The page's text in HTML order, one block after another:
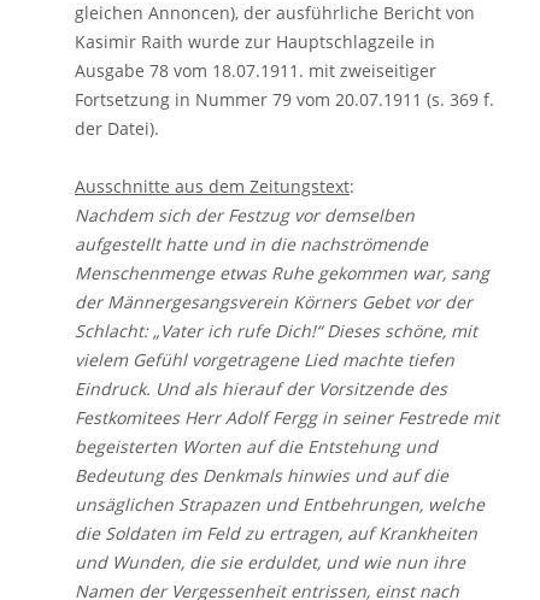
gleichen Annoncen), der ausführliche Bericht von
Kasimir Raith wurde zur Hauptschlagzeile in
Ausgabe 78 vom 18.07.1911. mit zweiseitiger
Fortsetzung in Nummer 79 vom 20.07.1911 (s. 369 f.
der Datei).
Ausschnitte aus dem Zeitungstext:
Nachdem sich der Festzug vor demselben
aufgestellt hatte und in die nachströmende
Menschenmenge etwas Ruhe gekommen war, sang
der Männergesangsverein Körners Gebet vor der
Schlacht: „Vater ich rufe Dich!“ Dieses schöne, mit
vielem Gefühl vorgetragene Lied machte tiefen
Eindruck. Und als hierauf der Vorsitzende des
Festkomitees Herr Adolf Fergg in seiner Festrede mit
begeisterten Worten auf die Entstehung und
Bedeutung des Denkmals hinwies und auf die
unsäglichen Strapazen und Entbehrungen, welche
die Soldaten im Feld zu ertragen, auf Krankheiten
und Wunden, die sie erduldet, und wie nun ihre
Namen der Vergessenheit entrissen, einst nach